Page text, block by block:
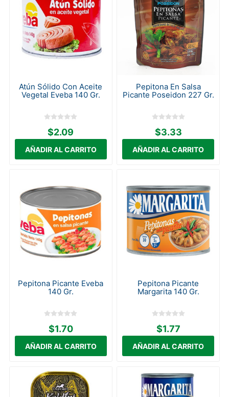
Atún Sólido Con Aceite
Vegetal Eveba 140 Gr.
$2.09
Pepitona En Salsa
Picante Poseidon 227 Gr.
$3.33
Pepitona Picante Eveba
140 Gr.
$1.70
Pepitona Picante
Margarita 140 Gr.
$1.77